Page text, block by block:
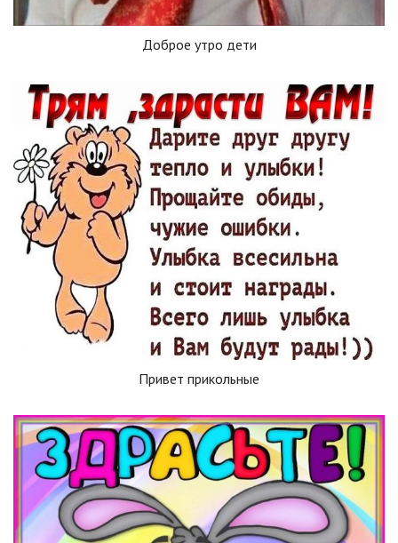
Доброе утро дети
Привет прикольные